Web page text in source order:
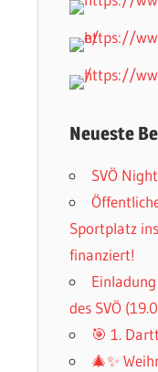
Neueste
SVÖ
Sportplatz
finanziert!
des SVÖ
🎯 1.
🎄✨